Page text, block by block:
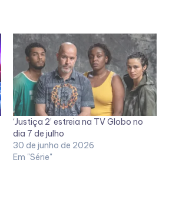
‘Justiça 2’ estreia na TV Globo no
dia 7 de julho
30 de junho de 2026
Em "Série"